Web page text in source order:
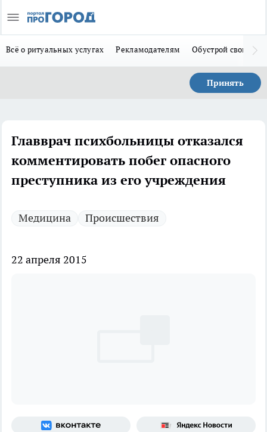
Всё о ритуальных услугах Рекламодателям Обустрой свой дом
Принять
Главврач психбольницы отказался
комментировать побег опасного
преступника из его учреждения
Медицина Происшествия
22 апреля 2015